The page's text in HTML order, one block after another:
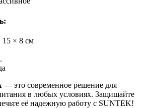
15 × 8 см
— это современное решение для
в любых условиях. Защищайте
её надежную работу с SUNTEK!